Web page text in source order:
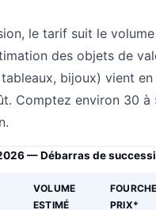
le tarif suit le
des objets de
bijoux) vient en
Comptez environ 30 à
— Débarras de
VOLUME
ESTIMÉ
PRIX*